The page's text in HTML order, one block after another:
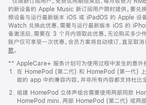
页
脚
的新设备的 Apple Music 新订阅用户限时提供。要兑
频设备与运行最新版本 iOS 或 iPadOS 的 Apple 设
Watch 兑换此优惠，需要与运行最新版本 iOS 的
备激活后，需要在 3 个月内领取此优惠。无论购买多少
账户仅可享受一次优惠。会员方案将自动续订，直至取
款。
窗
口
中
打
开)
** AppleCare+ 服务计划可为使用过程中发生的意外
在 HomePod (第二代) 和 HomePod (第一代) 上
能的 app 中的兼容内容。并非所有内容都支持杜比全
组建 HomePod 立体声组合需要使用两部同款
HomePod mini、两部 HomePod (第二代) 或两